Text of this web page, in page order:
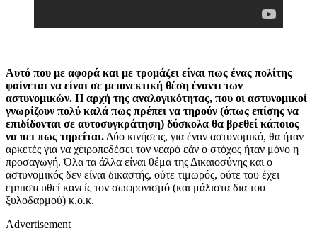
Αυτό που με αφορά και με τρομάζει είναι πως ένας πολίτης
φαίνεται να είναι σε μειονεκτική θέση έναντι των
αστυνομικών. Η αρχή της αναλογικότητας, που οι αστυνομικοί
γνωρίζουν πολύ καλά πως πρέπει να τηρούν (όπως επίσης να
επιδίδονται σε αυτοσυγκράτηση) δύσκολα θα βρεθεί κάποιος
να πει πως τηρείται. Δύο κινήσεις, για έναν αστυνομικό, θα ήταν
αρκετές για να χειροπεδέσει τον νεαρό εάν ο στόχος ήταν μόνο η
προσαγωγή. Όλα τα άλλα είναι θέμα της Δικαιοσύνης και ο
αστυνομικός δεν είναι δικαστής, ούτε τιμωρός, ούτε του έχει
εμπιστευθεί κανείς τον σωφρονισμό (και μάλιστα δια του
ξυλοδαρμού) κ.ο.κ.
Advertisement